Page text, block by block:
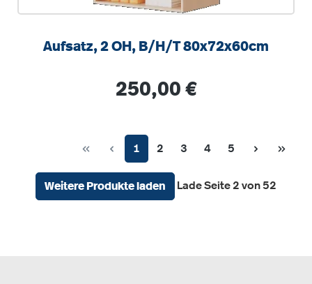
Aufsatz, 2 OH, B/H/T 80x72x60cm
Regulärer Preis:
250,00 €
Seite
1 Seite
2 Seite
3 Seite
4 Seite
5
Weitere Produkte laden Lade Seite 2 von 52